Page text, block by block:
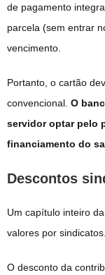
de pagamento
parcela (sem entrar
vencimento.
Portanto, o cartão
convencional. O
servidor optar pelo
financiamento do
Descontos
Um capítulo inteiro
valores por sindicatos.
O desconto da